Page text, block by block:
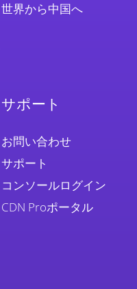
世界から中国へ
サポート
お問い合わせ
サポート
コンソールログイン
CDN Proポータル